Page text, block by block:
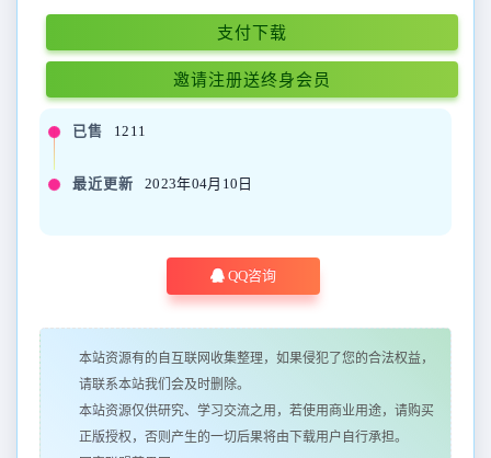
支付下载
邀请注册送终身会员
已售 1211
最近更新 2023年04月10日
QQ咨询
本站资源有的自互联网收集整理，如果侵犯了您的合法权益，
请联系本站我们会及时删除。
本站资源仅供研究、学习交流之用，若使用商业用途，请购买
正版授权，否则产生的一切后果将由下载用户自行承担。